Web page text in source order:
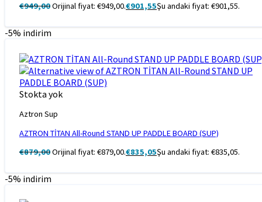
€949,00Orijinal fiyat: €949,00.€901,55Şu andaki fiyat: €901,55.
-5% indirim
Stokta yok
Aztron Sup
AZTRON TİTAN All-Round STAND UP PADDLE BOARD (SUP)
€879,00Orijinal fiyat: €879,00.€835,05Şu andaki fiyat: €835,05.
-5% indirim